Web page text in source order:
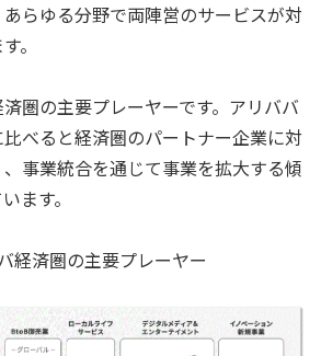
らゆる分野で両陣営のサービスが対
。
圏の主要プレーヤーです。アリババ
べると経済圏のパートナー企業に対
事業統合を通じて事業を拡大する傾
ます。
経済圏の主要プレーヤー